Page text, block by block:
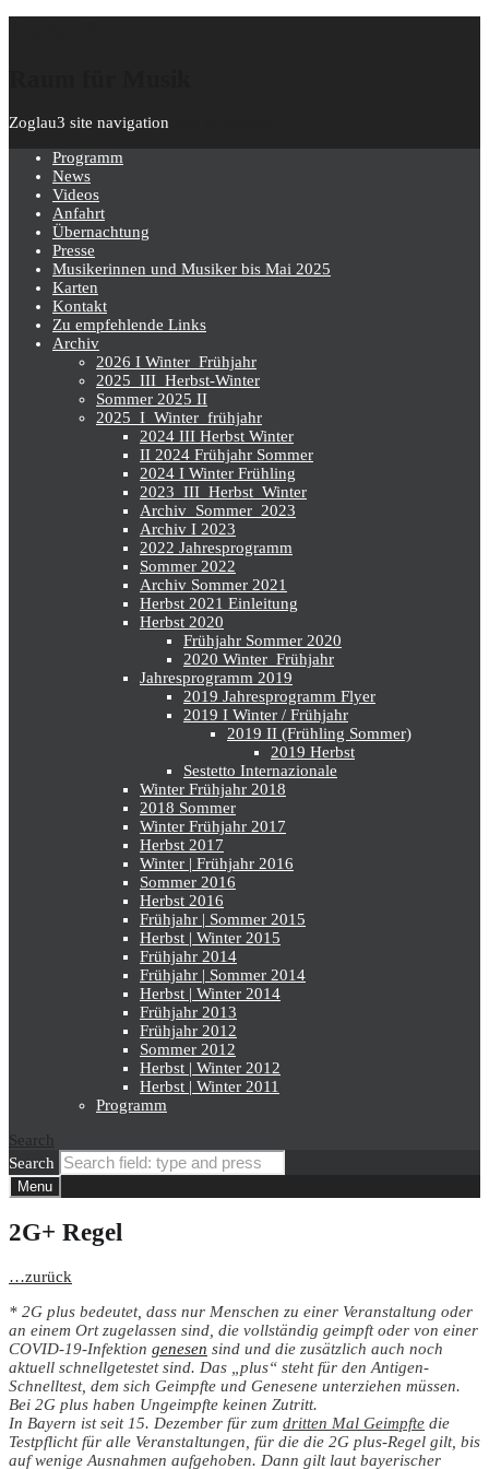
Zoglau3 site navigation
Programm
News
Videos
Anfahrt
Übernachtung
Presse
Musikerinnen und Musiker bis Mai 2025
Karten
Kontakt
Zu empfehlende Links
Archiv
2026 I Winter_Frühjahr
2025_III_Herbst-Winter
Sommer 2025 II
2025_I_Winter_frühjahr
2024 III Herbst Winter
II 2024 Frühjahr Sommer
2024 I Winter Frühling
2023_III_Herbst_Winter
Archiv_Sommer_2023
Archiv I 2023
2022 Jahresprogramm
Sommer 2022
Archiv Sommer 2021
Herbst 2021 Einleitung
Herbst 2020
Frühjahr Sommer 2020
2020 Winter_Frühjahr
Jahresprogramm 2019
2019 Jahresprogramm Flyer
2019 I Winter / Frühjahr
2019 II (Frühling Sommer)
2019 Herbst
Sestetto Internazionale
Winter Frühjahr 2018
2018 Sommer
Winter Frühjahr 2017
Herbst 2017
Winter | Frühjahr 2016
Sommer 2016
Herbst 2016
Frühjahr | Sommer 2015
Herbst | Winter 2015
Frühjahr 2014
Frühjahr | Sommer 2014
Herbst | Winter 2014
Frühjahr 2013
Frühjahr 2012
Sommer 2012
Herbst | Winter 2012
Herbst | Winter 2011
Programm
Search
Search
Menu
2G+ Regel
…zurück
* 2G plus bedeutet, dass nur Menschen zu einer Veranstaltung oder
an einem Ort zugelassen sind, die vollständig geimpft oder von einer
COVID-19-Infektion genesen sind und die zusätzlich auch noch
aktuell schnellgetestet sind. Das „plus“ steht für den Antigen-
Schnelltest, dem sich Geimpfte und Genesene unterziehen müssen.
Bei 2G plus haben Ungeimpfte keinen Zutritt.
In Bayern ist seit 15. Dezember für zum dritten Mal Geimpfte die
Testpflicht für alle Veranstaltungen, für die die 2G plus-Regel gilt, bis
auf wenige Ausnahmen aufgehoben. Dann gilt laut bayerischer